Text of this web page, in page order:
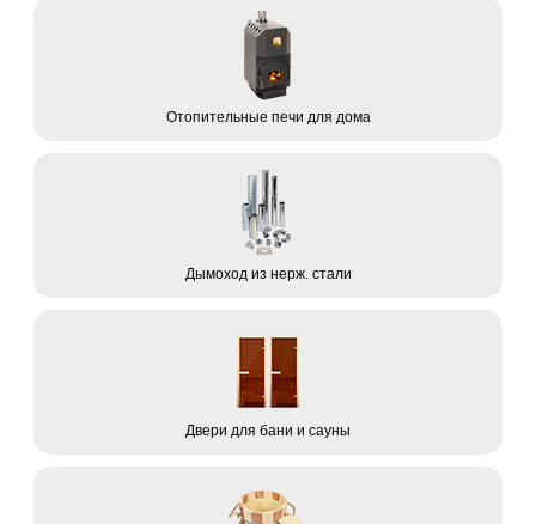
Отопительные печи для дома
Дымоход из нерж. стали
Двери для бани и сауны